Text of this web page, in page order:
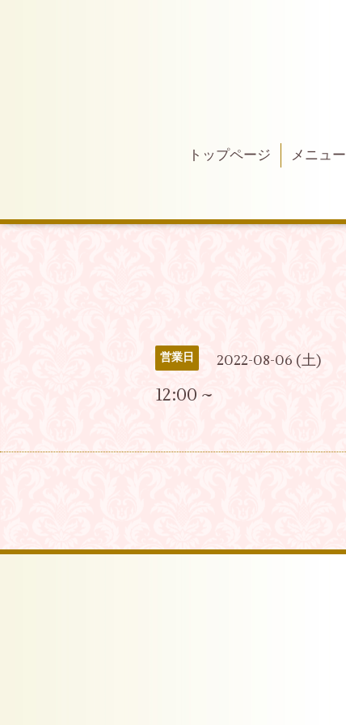
トップページ メニュー
営業日 2022-08-06 (土)
12:00 ~